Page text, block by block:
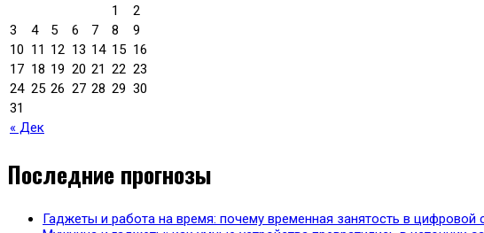
« Дек
1
2
3
4 5 6 7 8
9
10 11 12 13 14 15 16
17 18 19 20 21 22 23
24 25 26 27 28 29 30
31
Последние прогнозы
Гаджеты и работа на время: почему временная занятость в